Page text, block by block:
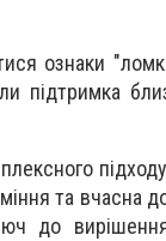
ознаки
підтримка
та вчасна
до